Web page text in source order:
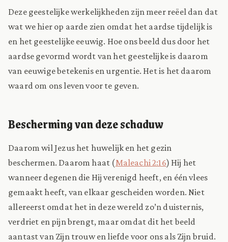
Deze geestelijke werkelijkheden zijn meer reëel dan dat
wat we hier op aarde zien omdat het aardse tijdelijk is
en het geestelijke eeuwig. Hoe ons beeld dus door het
aardse gevormd wordt van het geestelijke is daarom
van eeuwige betekenis en urgentie. Het is het daarom
waard om ons leven voor te geven.
Bescherming van deze schaduw
Daarom wil Jezus het huwelijk en het gezin
beschermen. Daarom haat (Maleachi 2:16) Hij het
wanneer degenen die Hij verenigd heeft, en één vlees
gemaakt heeft, van elkaar gescheiden worden. Niet
allereerst omdat het in deze wereld zo’n duisternis,
verdriet en pijn brengt, maar omdat dit het beeld
aantast van Zijn trouw en liefde voor ons als Zijn bruid.